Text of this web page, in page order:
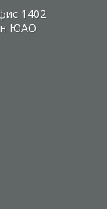
1402
ЮАО